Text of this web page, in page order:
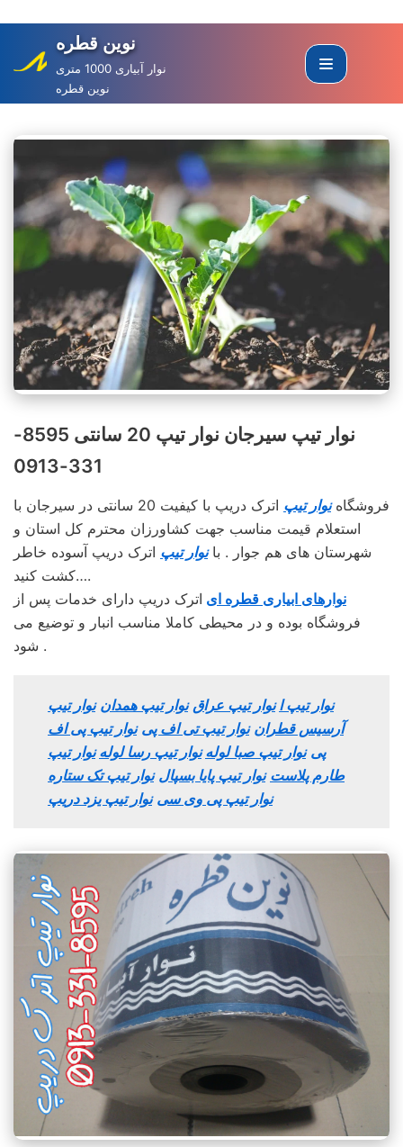
to
content
نوین قطره
نوار آبیاری 1000 متری
نوین قطره
نوار تیپ سیرجان نوار تیپ 20 سانتی 8595-
331-0913
فروشگاهنوار تیپ
اترک دریپ با کیفیت 20 سانتی در سیرجان با
استعلام قیمت مناسب جهت کشاورزان محترم کل استان و
شهرستان های هم جوار . بانوار تیپ اترک دریپ آسوده خاطر
کشت کنید….
نوارهای ابیاری قطره ای اترک دریپ دارای خدمات پس از
فروشگاه بوده و در محیطی کاملا مناسب انبار و توضیع می
شود .
نوار تیپ ا نوار تیپ عراق نوار تیپ همدان نوار تیپ
آرسیس قطران نوار تیپ تی اف پی نوار تیپ پی اف
پی نوار تیپ صبا لوله نوار تیپ رسا لوله نوار تیپ
طارم پلاست نوار تیپ پایا بسپال نوار تیپ تک ستاره
نوار تیپ پی وی سی نوار تیپ یزد دریپ